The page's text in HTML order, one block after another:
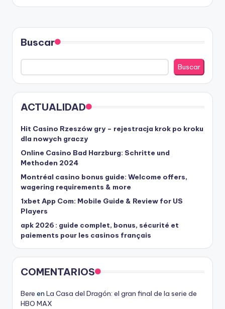
Buscar
Buscar
ACTUALIDAD
Hit Casino Rzeszów gry – rejestracja krok po kroku
dla nowych graczy
Online Casino Bad Harzburg: Schritte und
Methoden 2024
Montréal casino bonus guide: Welcome offers,
wagering requirements & more
1xbet App Com: Mobile Guide & Review for US
Players
apk 2026 : guide complet, bonus, sécurité et
paiements pour les casinos français
COMENTARIOS
Bere en La Casa del Dragón: el gran final de la serie de
HBO MAX